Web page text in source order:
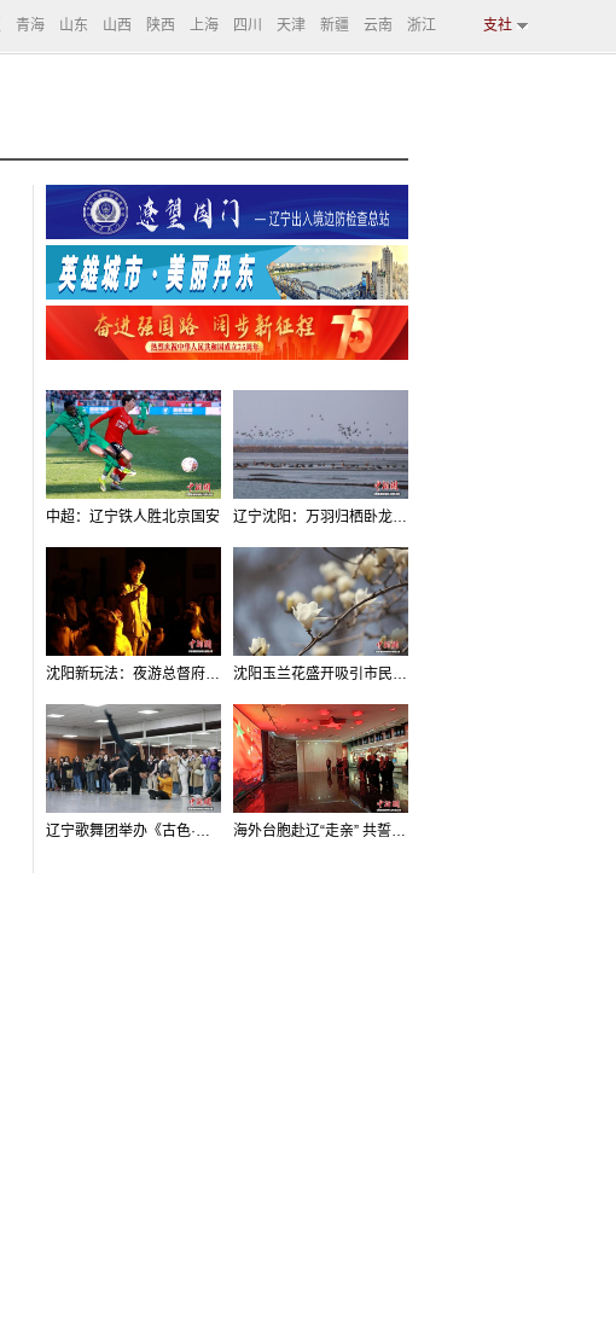
青海 山东 山西 陕西 上海 四川 天津 新疆 云南 浙江 支社
中超：辽宁铁人胜北京国安 辽宁沈阳：万羽归栖卧龙湖看群鸟齐飞
沈阳新玩法：夜游总督府，当一回“赴宴者” 沈阳玉兰花盛开吸引市民打卡
辽宁歌舞团举办《古色·国宝辽宁》排练开放日活动 海外台胞赴辽“走亲” 共誓“和平初心”